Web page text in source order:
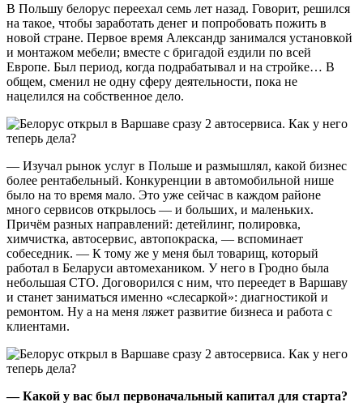
В Польшу белорус переехал семь лет назад. Говорит, решился
на такое, чтобы заработать денег и попробовать пожить в
новой стране. Первое время Александр занимался установкой
и монтажом мебели; вместе с бригадой ездили по всей
Европе. Был период, когда подрабатывал и на стройке… В
общем, сменил не одну сферу деятельности, пока не
нацелился на собственное дело.
— Изучал рынок услуг в Польше и размышлял, какой бизнес
более рентабельный. Конкуренции в автомобильной нише
было на то время мало. Это уже сейчас в каждом районе
много сервисов открылось — и больших, и маленьких.
Причём разных направлений: детейлинг, полировка,
химчистка, автосервис, автопокраска, — вспоминает
собеседник. — К тому же у меня был товарищ, который
работал в Беларуси автомехаником. У него в Гродно была
небольшая СТО. Договорился с ним, что переедет в Варшаву
и станет заниматься именно «слесаркой»: диагностикой и
ремонтом. Ну а на меня ляжет развитие бизнеса и работа с
клиентами.
— Какой у вас был первоначальный капитал для старта?